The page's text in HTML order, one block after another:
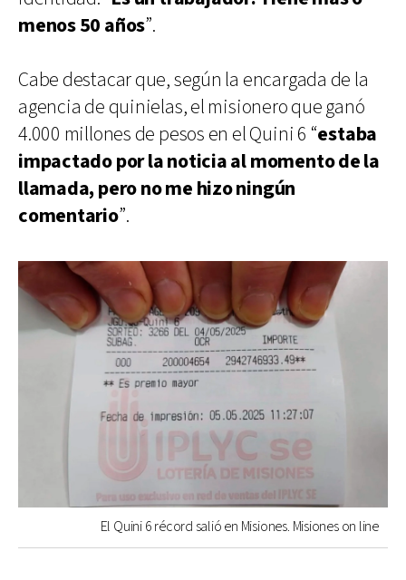
menos 50 años”.
Cabe destacar que, según la encargada de la
agencia de quinielas, el misionero que ganó
4.000 millones de pesos en el Quini 6 “estaba
impactado por la noticia al momento de la
llamada, pero no me hizo ningún
comentario”.
El Quini 6 récord salió en Misiones. Misiones on line